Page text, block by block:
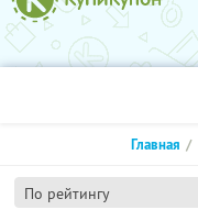
По рейтингу
Главная